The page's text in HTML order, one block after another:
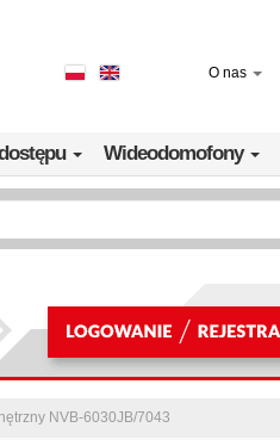
O nas
Wideodomofony
NVB-6030JB/7043